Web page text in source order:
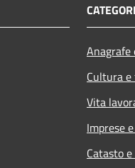
Cultura
Vita
Imprese
Catasto